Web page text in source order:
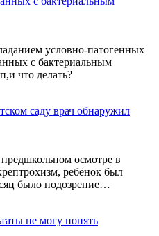
условно-патогенных
с бактериальным
что делать?
саду врач обнаружил
предшкольном осмотре в
ребёнок был
было подозрение…
не могу понять